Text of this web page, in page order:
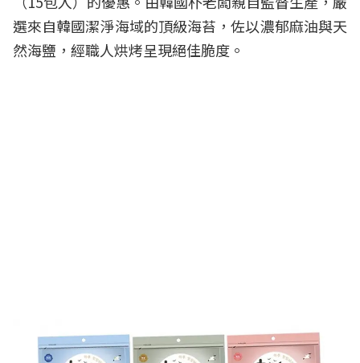
選來自韓國潔淨海域的頂級海苔，佐以濃郁麻油與天
然海鹽，經職人烘烤呈現絕佳脆度。